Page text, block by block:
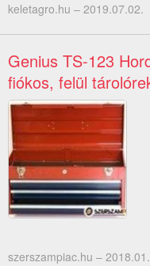
keletagro.hu – 2019.07.02.
Genius TS-123
fiókos, felül
szerszampiac.hu –